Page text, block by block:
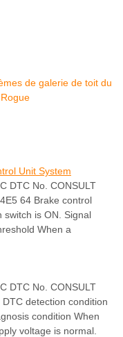
de galerie de toit du
Unit System
DTC No. CONSULT
64 Brake control
switch is ON. Signal
When a
DTC No. CONSULT
detection condition
condition When
voltage is normal.